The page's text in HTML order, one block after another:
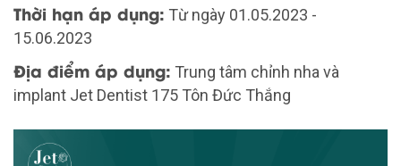
Thời hạn áp dụng: Từ ngày 01.05.2023 -
15.06.2023
Địa điểm áp dụng: Trung tâm chỉnh nha và
implant Jet Dentist 175 Tôn Đức Thắng